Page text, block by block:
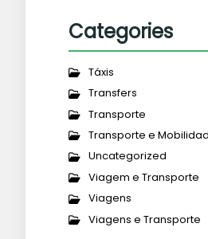
Categories
Táxis
Transfers
Transporte
Transporte e
Uncategorized
Viagem e Transporte
Viagens
Viagens e Transporte